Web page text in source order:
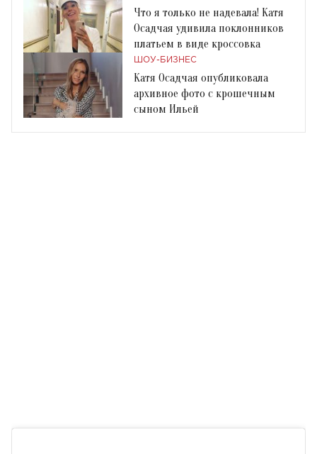
Что я только не надевала! Катя
Осадчая удивила поклонников
платьем в виде кроссовка
ШОУ-БИЗНЕС
Катя Осадчая опубликовала
архивное фото с крошечным
сыном Ильей